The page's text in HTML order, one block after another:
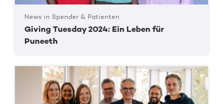
News in Spender & Patienten
Giving Tuesday 2024: Ein Leben für
Puneeth